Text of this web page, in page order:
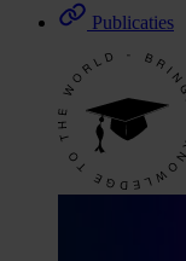
Publicaties